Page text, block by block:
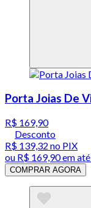
Porta Joias De
R$ 169,90
Desconto
R$ 139,32 no PIX
ou R$ 169,90em até
COMPRAR AGORA